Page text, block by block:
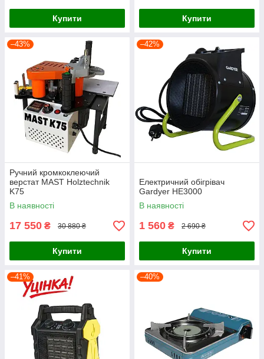
Купити Купити
–43%
Ручний кромкоклеючий
верстат MAST Holztechnik
K75
В наявності
17 550 ₴ 30 880 ₴
Купити
–42%
Електричний обігрівач
Gardyer HE3000
В наявності
1 560 ₴ 2 690 ₴
Купити
–41% –40%